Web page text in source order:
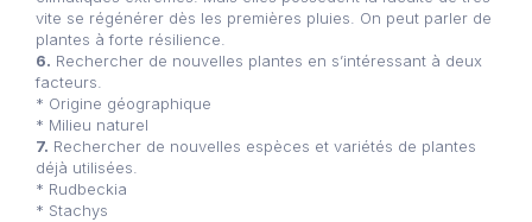
vite se régénérer dès les premières pluies. On peut parler de
plantes à forte résilience.
6. Rechercher de nouvelles plantes en s’intéressant à deux
facteurs.
* Origine géographique
* Milieu naturel
7. Rechercher de nouvelles espèces et variétés de plantes
déjà utilisées.
* Rudbeckia
* Stachys